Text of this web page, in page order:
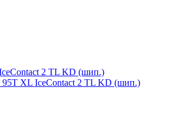
95T XL IceContact 2 TL KD (шип.)